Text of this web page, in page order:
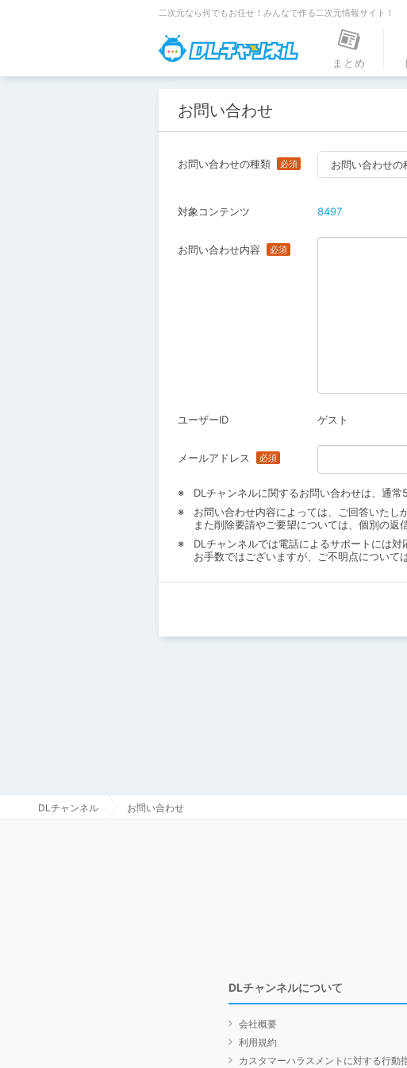
二次元なら何でもお任せ！みんなで作る二次元情報サイト！
DLチャンネル
まとめ
お問い合わせ
お問い合わせの種類 お問い合わせの
対象コンテンツ 8497
お問い合わせ内容
ユーザーID ゲスト
メールアドレス
DLチャンネルに関するお問い合わせは、通
お問い合わせ内容によっては、ご回答いたし
また削除要請やご要望については、個別の返
DLチャンネルでは電話によるサポートには対
お手数ではございますが、ご不明点について
DLチャンネル お問い合わせ
DLチャンネルについて
会社概要
利用規約
カスタマーハラスメントに対する行動